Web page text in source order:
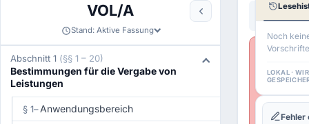
VOL/A
Stand: Aktive Fassung
Abschnitt 1 (§§ 1 – 20)
Bestimmungen für die Vergabe von
Leistungen
§ 1–Anwendungsbereich
Aa
VOL/A
der
Noch
LOKAL ·
Fehler